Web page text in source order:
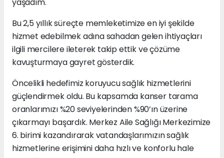
yaşadım.
Bu 2,5 yıllık süreçte memleketimize en iyi şekilde
hizmet edebilmek adına sahadan gelen ihtiyaçları
ilgili mercilere ileterek takip ettik ve çözüme
kavuşturmaya gayret gösterdik.
Öncelikli hedefimiz koruyucu sağlık hizmetlerini
güçlendirmek oldu. Bu kapsamda kanser tarama
oranlarımızı %20 seviyelerinden %90’ın üzerine
çıkarmayı başardık. Merkez Aile Sağlığı Merkezimize
6. birimi kazandırarak vatandaşlarımızın sağlık
hizmetlerine erişimini daha hızlı ve konforlu hale